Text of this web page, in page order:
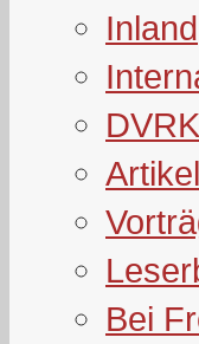
Inland
DVRK
Bei